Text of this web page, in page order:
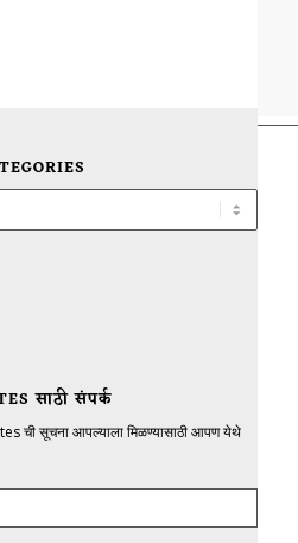
साठी संपर्क
ची सूचना आपल्याला मिळण्यासाठी आपण येथे